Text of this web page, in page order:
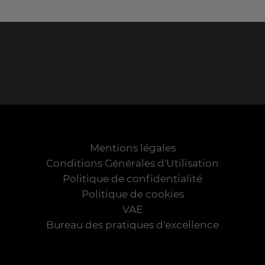
Mentions légales
Conditions Générales d'Utilisation
Politique de confidentialité
Politique de cookies
VAE
Bureau des pratiques d'excellence